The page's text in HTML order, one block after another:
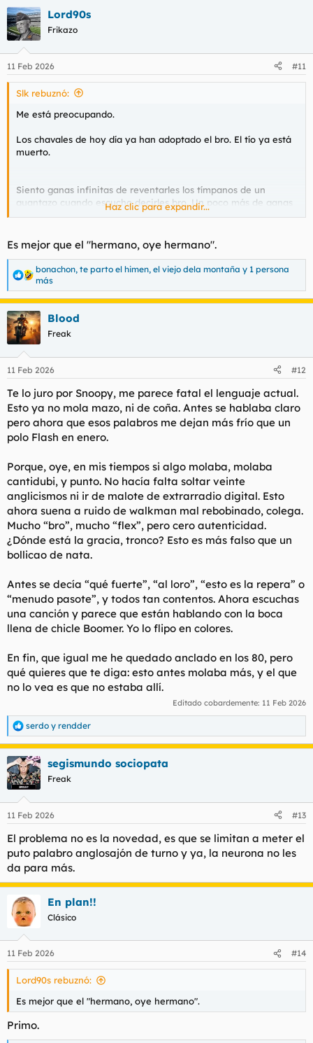
Lord90s
Frikazo
11 Feb 2026 #11
Slk rebuznó:
Me está preocupando.
Los chavales de hoy día ya han adoptado el bro. El tío ya está
muerto.
Siento ganas infinitas de reventarles los tímpanos de un
guantazo cuando escucho decirles bro. Un poco más de ganas
a los que ya tienen +35 y lo dicen, que son los menos pero que
Nos han robado hasta eso. Incluso eso tiene que ser una
imposición woke americana.
Haz clic para expandir...
Es mejor que el "hermano, oye hermano".
R
e
a
c
c
i
o
n
e
s
:
bonachon, te parto el himen, el viejo dela montaña y 1 persona
más
Blood
Freak
11 Feb 2026 #12
Te lo juro por Snoopy, me parece fatal el lenguaje actual.
Esto ya no mola mazo, ni de coña. Antes se hablaba claro
pero ahora que esos palabros me dejan más frío que un
polo Flash en enero.
Porque, oye, en mis tiempos si algo molaba, molaba
cantidubi, y punto. No hacía falta soltar veinte
anglicismos ni ir de malote de extrarradio digital. Esto
ahora suena a ruido de walkman mal rebobinado, colega.
Mucho “bro”, mucho “flex”, pero cero autenticidad.
¿Dónde está la gracia, tronco? Esto es más falso que un
bollicao de nata.
Antes se decía “qué fuerte”, “al loro”, “esto es la repera” o
“menudo pasote”, y todos tan contentos. Ahora escuchas
una canción y parece que están hablando con la boca
llena de chicle Boomer. Yo lo flipo en colores.
En fin, que igual me he quedado anclado en los 80, pero
qué quieres que te diga: esto antes molaba más, y el que
no lo vea es que no estaba allí.
Editado cobardemente: 11 Feb 2026
R
e
a
c
c
i
e
:
serdo y rendder
segismundo sociopata
Freak
11 Feb 2026 #13
El problema no es la novedad, es que se limitan a meter el
puto palabro anglosajón de turno y ya, la neurona no les
da para más.
En plan!!
Clásico
11 Feb 2026 #14
Lord90s rebuznó:
Es mejor que el "hermano, oye hermano".
Primo.